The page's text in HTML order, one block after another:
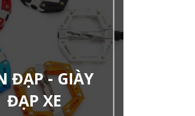
ĐẠP - GIÀY
ĐẠP XE